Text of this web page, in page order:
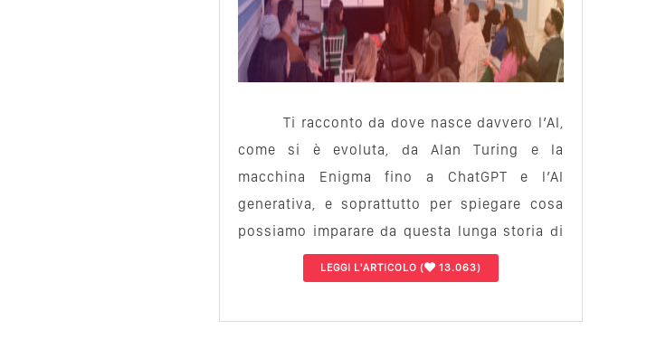
Ti racconto da dove nasce davvero l’AI,
come si è evoluta, da Alan Turing e la
macchina Enigma fino a ChatGPT e l’AI
generativa, e soprattutto per spiegare cosa
possiamo imparare da questa lunga storia di
innovazione, errori e visioni…
LEGGI L'ARTICOLO ( 13.063)